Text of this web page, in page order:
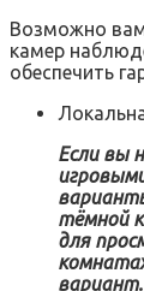
Возможно
камер
обеспечить
Если вы
тёмной
для
вариант.